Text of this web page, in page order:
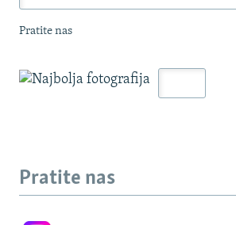
Pratite nas
Pratite nas